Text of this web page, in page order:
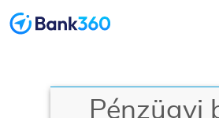
Pénzügyi